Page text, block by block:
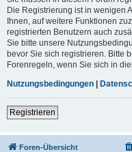
Die Registrierung ist in wenigen
Ihnen, auf weitere Funktionen
registrierten Benutzern auch
Sie bitte unsere
bevor Sie sich registrieren. Bitte
Forenregeln, wenn Sie sich in
Nutzungsbedingungen |
Registrieren
Foren-Übersicht